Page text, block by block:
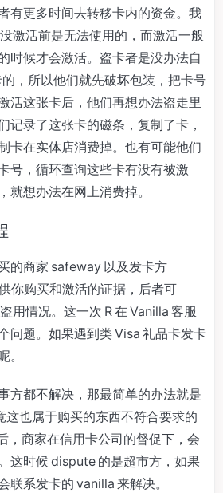
有更多时间去转移卡内的资金。我
激活前是无法使用的，而激活一般
时候才会激活。盗卡者是没办法自
，所以他们就先破坏包装，把卡号
活这张卡后，他们再想办法盗走里
记录了这张卡的磁条，复制了卡，
卡在实体店消费掉。也有可能他们
号，循环查询这些卡有没有被激
就想办法在网上消费掉。
的商家 safeway 以及发卡方
你购买和激活的证据，后者可
用情况。这一次 R 在 Vanilla 客服
问题。如果遇到类 Visa 礼品卡发卡
。
方都不解决，那最简单的办法就是
也属于购买的东西不符合要求的
，商家在信用卡公司的督促下，会
这时候 dispute 的是超市方，如果
联系发卡的 vanilla 来解决。